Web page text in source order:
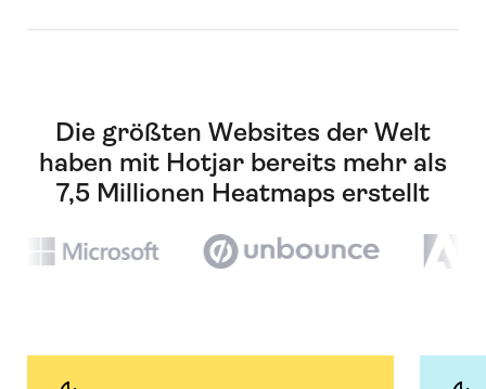
Die größten Websites der Welt
haben mit Hotjar bereits mehr als
7,5 Millionen Heatmaps erstellt